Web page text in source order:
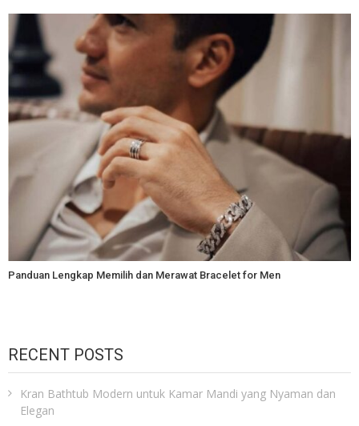
Panduan Lengkap Memilih dan Merawat Bracelet for Men
RECENT POSTS
Kran Bathtub Modern untuk Kamar Mandi yang Nyaman dan
Elegan